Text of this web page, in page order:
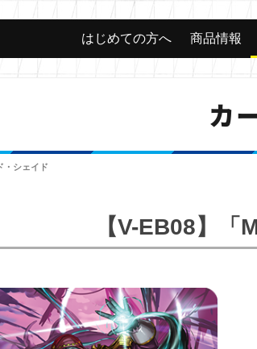
はじめての方へ 商品情報
カ
・シェイド
【V-EB08】